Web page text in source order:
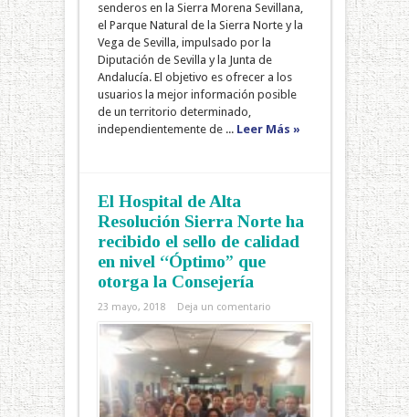
senderos en la Sierra Morena Sevillana,
el Parque Natural de la Sierra Norte y la
Vega de Sevilla, impulsado por la
Diputación de Sevilla y la Junta de
Andalucía. El objetivo es ofrecer a los
usuarios la mejor información posible
de un territorio determinado,
independientemente de ... Leer Más »
El Hospital de Alta
Resolución Sierra Norte ha
recibido el sello de calidad
en nivel “Óptimo” que
otorga la Consejería
23 mayo, 2018 Deja un comentario